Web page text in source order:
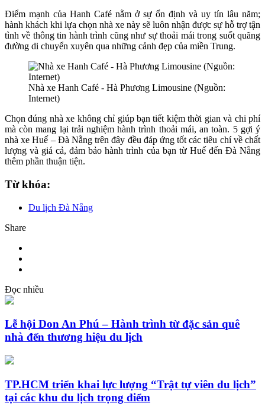
Điểm mạnh của Hanh Café nằm ở sự ổn định và uy tín lâu năm;
hành khách khi lựa chọn nhà xe này sẽ luôn nhận được sự hỗ trợ tận
tình về thông tin hành trình cũng như sự thoải mái trong suốt quãng
đường di chuyển xuyên qua những cảnh đẹp của miền Trung.
Nhà xe Hanh Café - Hà Phương Limousine (Nguồn:
Internet)
Chọn đúng nhà xe không chỉ giúp bạn tiết kiệm thời gian và chi phí
mà còn mang lại trải nghiệm hành trình thoải mái, an toàn. 5 gợi ý
nhà xe Huế – Đà Nẵng trên đây đều đáp ứng tốt các tiêu chí về chất
lượng và giá cả, đảm bảo hành trình của bạn từ Huế đến Đà Nẵng
thêm phần thuận tiện.
Từ khóa:
Du lịch Đà Nẵng
Share
Đọc nhiều
Lễ hội Don An Phú – Hành trình từ đặc sản quê
nhà đến thương hiệu du lịch
TP.HCM triển khai lực lượng “Trật tự viên du lịch”
tại các khu du lịch trọng điểm